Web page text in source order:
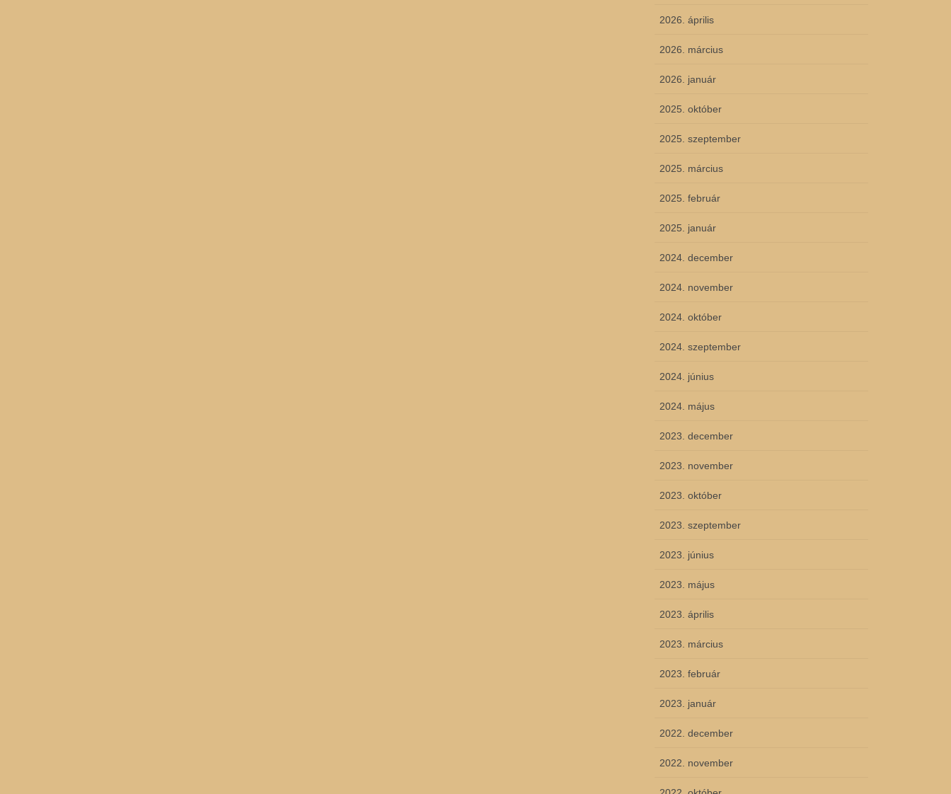
2026. április
2026. március
2026. január
2025. október
2025. szeptember
2025. március
2025. február
2025. január
2024. december
2024. november
2024. október
2024. szeptember
2024. június
2024. május
2023. december
2023. november
2023. október
2023. szeptember
2023. június
2023. május
2023. április
2023. március
2023. február
2023. január
2022. december
2022. november